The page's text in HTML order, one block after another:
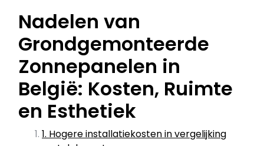
Nadelen van
Grondgemonteerde
Zonnepanelen in
België: Kosten, Ruimte
en Esthetiek
1. Hogere installatiekosten in vergelijking